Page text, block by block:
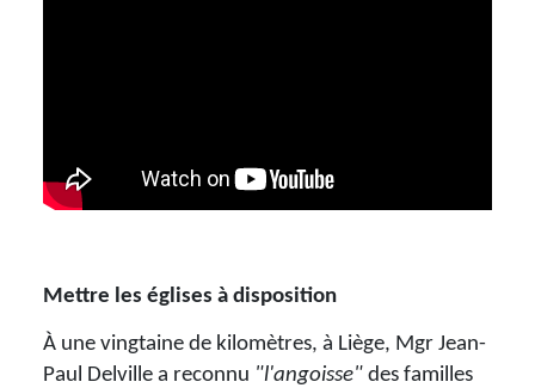
Mettre les églises à disposition
À une vingtaine de kilomètres, à Liège, Mgr Jean-
Paul Delville a reconnu "l'angoisse" des familles